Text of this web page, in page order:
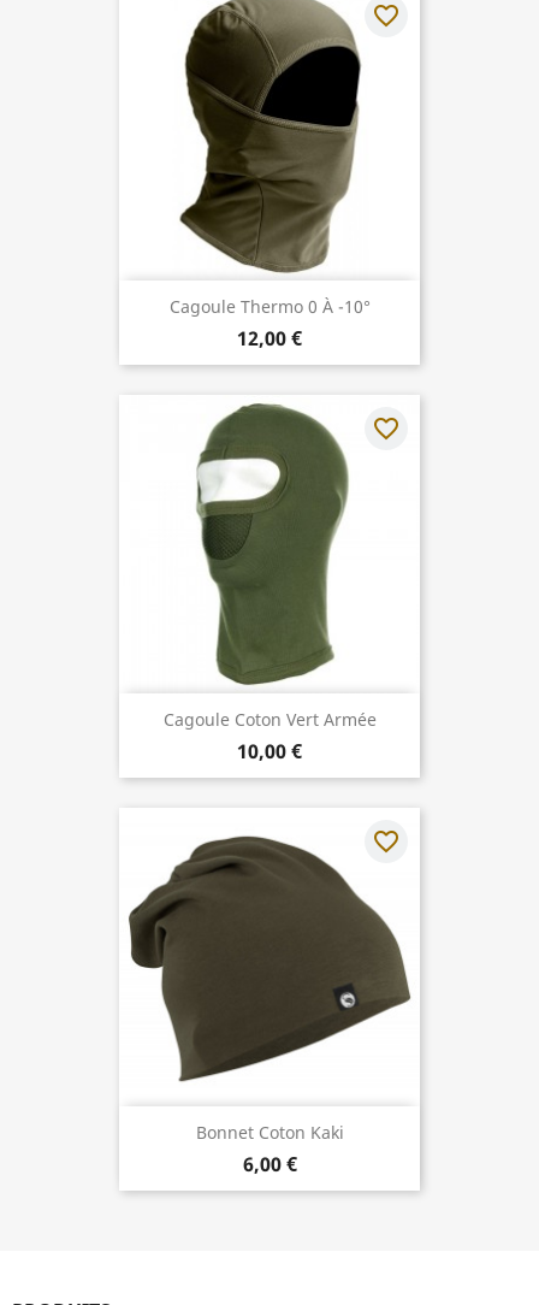
Cagoule Thermo 0 À -10°
12,00 €
favorite_border
Cagoule Coton Vert Armée
10,00 €
favorite_border
Bonnet Coton Kaki
6,00 €
favorite_border